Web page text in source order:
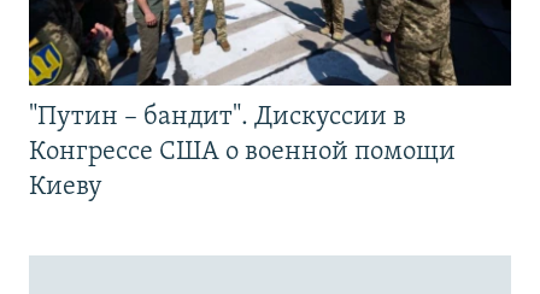
"Путин – бандит". Дискуссии в
Конгрессе США о военной помощи
Киеву